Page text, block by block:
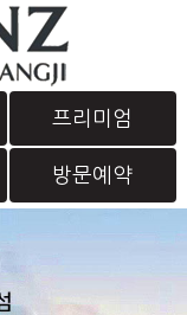
프리미엄
방문예약